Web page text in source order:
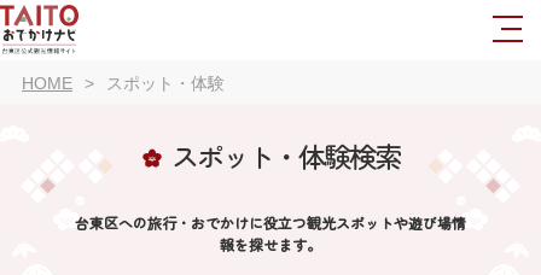
HOME スポット・体験
スポット・体験検索
台東区への旅行・おでかけに役立つ観光スポットや遊び場情
報を探せます。